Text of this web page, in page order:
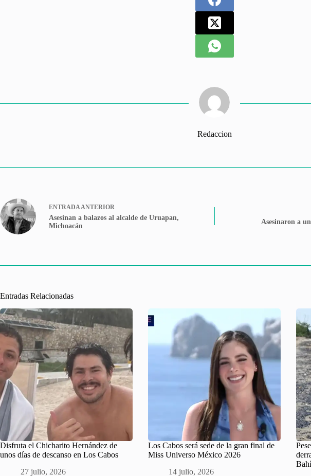
Redaccion
ENTRADAANTERIOR
Asesinan a balazos al alcalde de Uruapan,
Michoacán
Asesinaron a
Entradas Relacionadas
Disfruta el Chicharito Hernández de
unos días de descanso en Los Cabos
27 julio, 2026
Los Cabos será sede de la gran final de
Miss Universo México 2026
14 julio, 2026